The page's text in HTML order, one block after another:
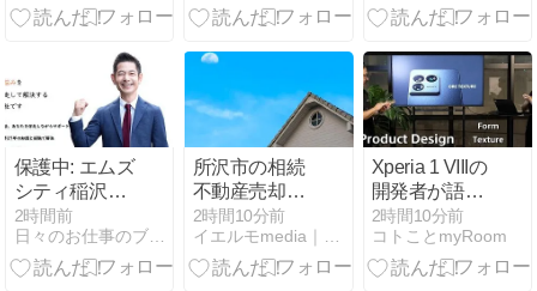
活）
ル【5年住ん
保護中: エムズ
シティ稲沢の
売却相場
【2026年8
月】
2時間前
日々のお仕事のブログ | 稲沢あんしん不動産|売却相談の窓口
所沢市の相続
不動産売却の
秘訣を大公
開！知ってお
きたい手続き
2時間10分前
イエルモmedia｜不動産・生活・暮らしの総合情報サイト
Xperia 1 VIIIの
開発者が語る
進化の全貌｜
デザイン・大
型センサーカ
2時間10分前
コトことmyRoom